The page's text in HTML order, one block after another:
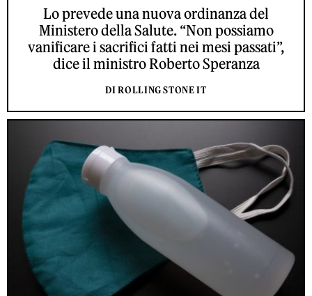
Lo prevede una nuova ordinanza del
Ministero della Salute. “Non possiamo
vanificare i sacrifici fatti nei mesi passati”,
dice il ministro Roberto Speranza
DI ROLLING STONE IT